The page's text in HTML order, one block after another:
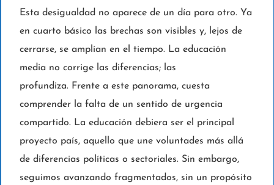
Esta desigualdad no aparece de un día para otro. Ya
en cuarto básico las brechas son visibles y, lejos de
cerrarse, se amplían en el tiempo. La educación
media no corrige las diferencias; las
profundiza. Frente a este panorama, cuesta
comprender la falta de un sentido de urgencia
compartido. La educación debiera ser el principal
proyecto país, aquello que une voluntades más allá
de diferencias políticas o sectoriales. Sin embargo,
seguimos avanzando fragmentados, sin un propósito